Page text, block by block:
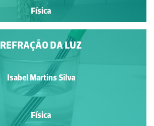
Física
REFRAÇÃO DA LUZ
Isabel Martins Silva
Física